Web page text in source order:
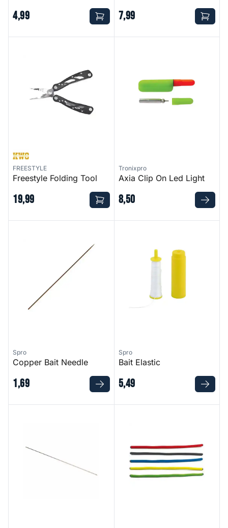
4,99 7,99
FREESTYLE
Freestyle Folding Tool
19,99
Tronixpro
Axia Clip On Led Light
8,50
Spro
Copper Bait Needle
1,69
Spro
Bait Elastic
5,49